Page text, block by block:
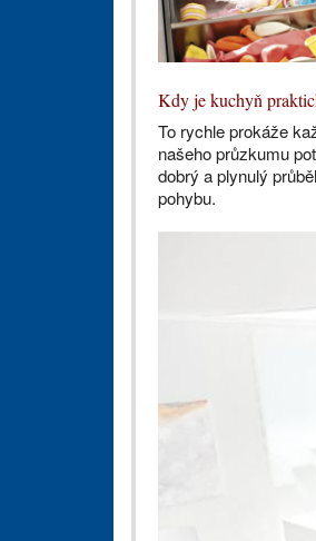
Kdy je kuchyň
To rychle prokáže
našeho průzkumu
dobrý a plynulý
pohybu.